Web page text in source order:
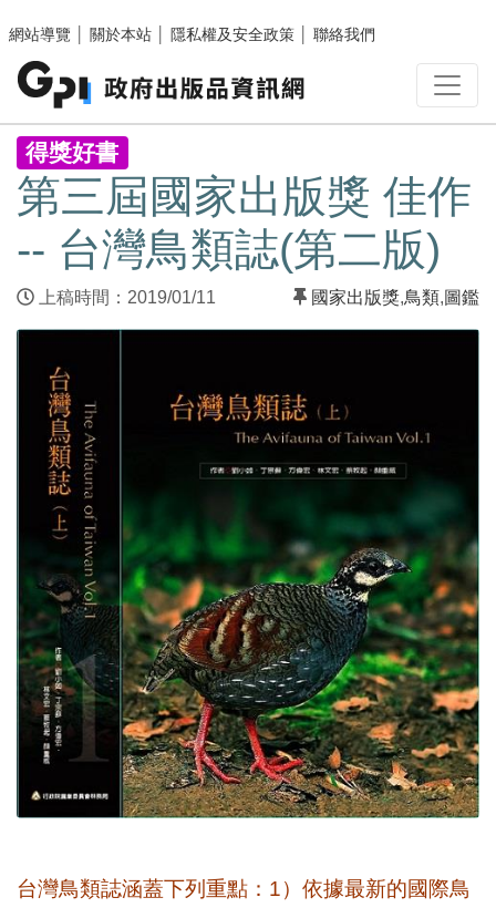
網站導覽
關於本站 隱私權及安全政策 聯絡我們
:::
得獎好書
第三屆國家出版獎 佳作
-- 台灣鳥類誌(第二版)
上稿時間：2019/01/11 國家出版獎,鳥類,圖鑑
台灣鳥類誌涵蓋下列重點：1）依據最新的國際鳥